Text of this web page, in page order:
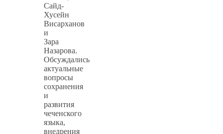
Сайд-
Хусейн
Висарханов
и
Зара
Назарова.
Обсуждались
актуальные
вопросы
сохранения
и
развития
чеченского
языка,
внедрения